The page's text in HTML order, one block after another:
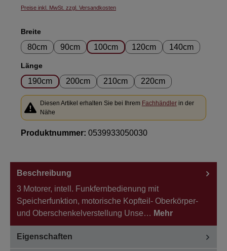
Preise inkl. MwSt. zzgl. Versandkosten
Breiteauswählen
80cm 90cm 100cm 120cm 140cm
Längeauswählen
190cm 200cm 210cm 220cm
Diesen Artikel erhalten Sie bei Ihrem Fachhändlerin der
Nähe
Produktnummer: 0539933050030
Beschreibung
3 Motorer, intell. Funkfernbedienung mit
Speicherfunktion, motorische Kopfteil- Oberkörper-
und Oberschenkelverstellung Unse… Mehr
Eigenschaften